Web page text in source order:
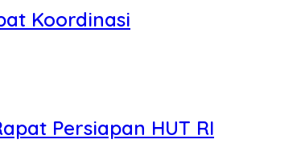
Koordinasi
Persiapan HUT RI